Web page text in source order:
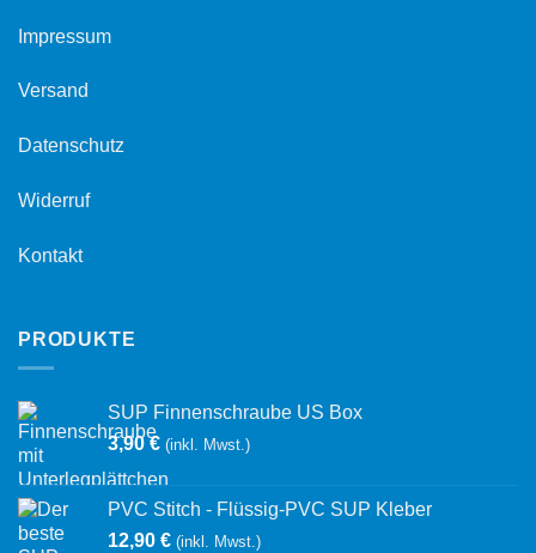
Impressum
Versand
Datenschutz
Widerruf
Kontakt
PRODUKTE
SUP Finnenschraube US Box
3,90€ (inkl. Mwst.)
PVC Stitch - Flüssig-PVC SUP Kleber
12,90 € (inkl. Mwst.)